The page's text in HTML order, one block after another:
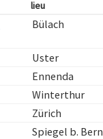
lieu
Bülach
Uster
Ennenda
Winterthur
Zürich
Spiegel b. Bern